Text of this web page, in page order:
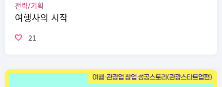
전략/기획
여행사의 시작
21